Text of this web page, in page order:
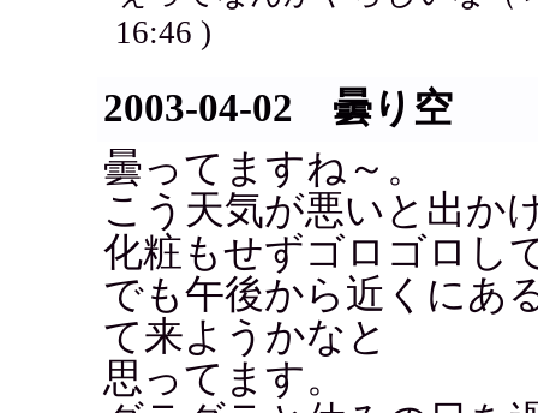
16:46 )
2003-04-02 曇り空
曇ってますね～。
こう天気が悪いと出か
化粧もせずゴロゴロし
でも午後から近くにあ
て来ようかなと
思ってます。